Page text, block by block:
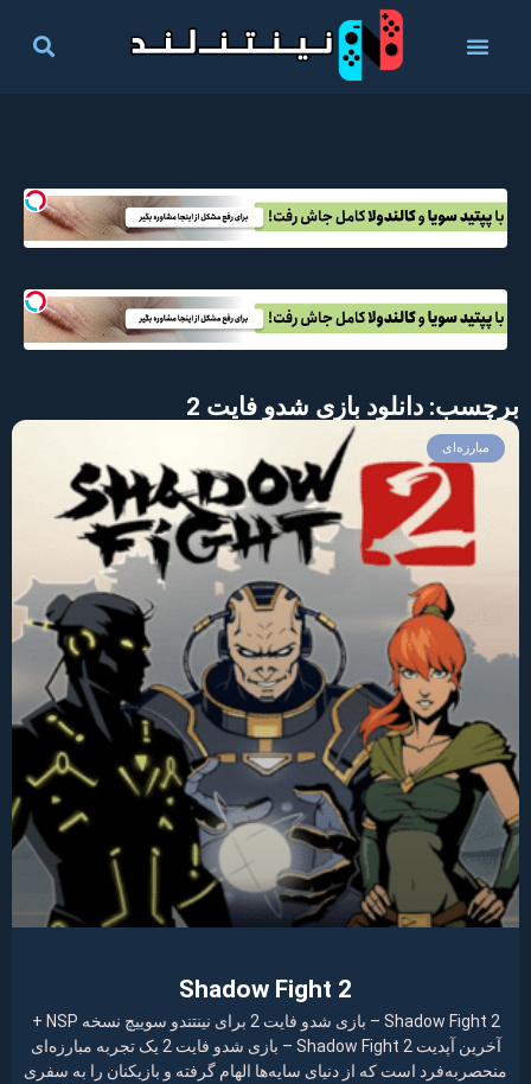
برچسب: دانلود بازی شدو فایت 2
مبارزه‌ای
Shadow Fight 2
Shadow Fight 2 – بازی شدو فایت 2 برای نینتندو سوییچ نسخه NSP +
آخرین آپدیت Shadow Fight 2 – بازی شدو فایت 2 یک تجربه مبارزه‌ای
منحصربه‌فرد است که از دنیای سایه‌ها الهام گرفته و بازیکنان را به سفری